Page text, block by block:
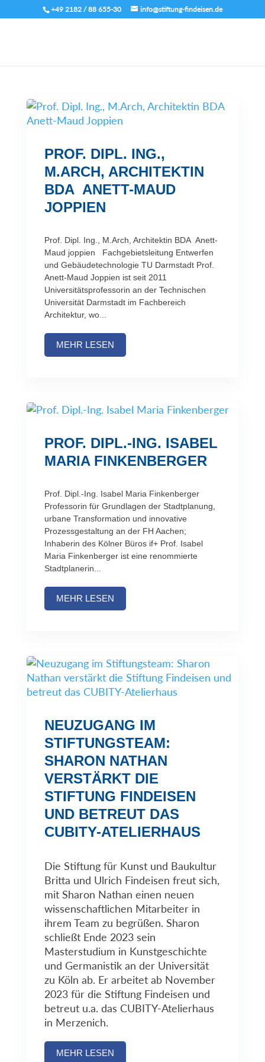
+49 2182 / 88 655-30 info@stiftung-findeisen.de
PROF. DIPL. ING.,
M.ARCH, ARCHITEKTIN
BDA ANETT-MAUD
JOPPIEN
Prof. Dipl. Ing., M.Arch, Architektin BDA Anett-
Maud joppien Fachgebietsleitung Entwerfen
und Gebäudetechnologie TU Darmstadt Prof.
Anett-Maud Joppien ist seit 2011
Universitätsprofessorin an der Technischen
Universität Darmstadt im Fachbereich
Architektur, wo...
MEHR LESEN
PROF. DIPL.-ING. ISABEL
MARIA FINKENBERGER
Prof. Dipl.-Ing. Isabel Maria Finkenberger
Professorin für Grundlagen der Stadtplanung,
urbane Transformation und innovative
Prozessgestaltung an der FH Aachen;
Inhaberin des Kölner Büros if+ Prof. Isabel
Maria Finkenberger ist eine renommierte
Stadtplanerin...
MEHR LESEN
NEUZUGANG IM
STIFTUNGSTEAM:
SHARON NATHAN
VERSTÄRKT DIE
STIFTUNG FINDEISEN
UND BETREUT DAS
CUBITY-ATELIERHAUS
Die Stiftung für Kunst und Baukultur
Britta und Ulrich Findeisen freut sich,
mit Sharon Nathan einen neuen
wissenschaftlichen Mitarbeiter in
ihrem Team zu begrüßen. Sharon
schließt Ende 2023 sein
Masterstudium in Kunstgeschichte
und Germanistik an der Universität
zu Köln ab. Er arbeitet ab November
2023 für die Stiftung Findeisen und
betreut u.a. das CUBITY-Atelierhaus
in Merzenich.
MEHR LESEN